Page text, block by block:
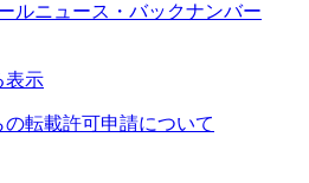
ルニュース・バックナンバー
表示
転載許可申請について